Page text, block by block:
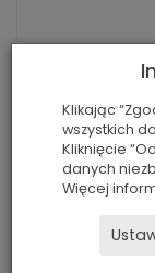
do
razem 15
Klikając
wszystkich
Kliknięcie
danych
Więcej